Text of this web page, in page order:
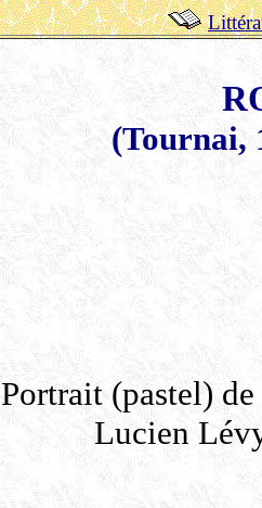
(Tournai,
Portrait (pastel)
Lucien